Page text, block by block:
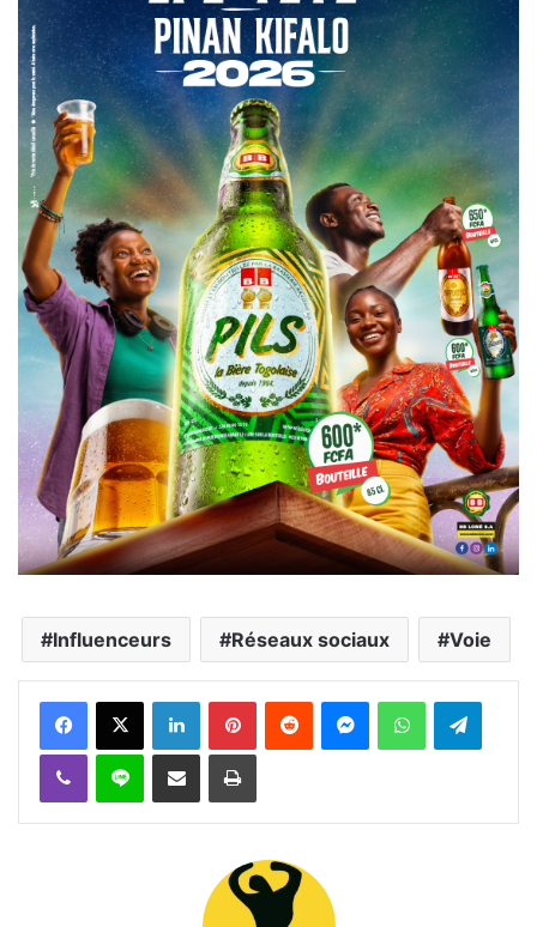
Influenceurs Réseaux sociaux Voie
FacebookX Linkedin PinterestReddit MessengerWhatsAppTelegram
Viber Ligne Partager par email Imprimer